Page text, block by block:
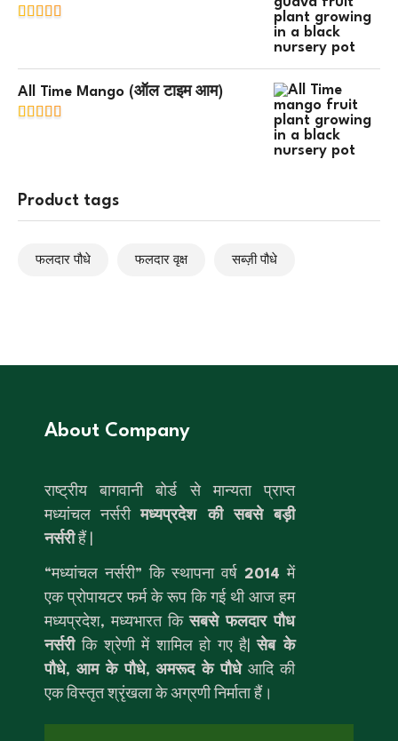
All Time Mango (ऑल टाइम आम)
Product tags
फलदार पौधे फलदार वृक्ष सब्ज़ी पौधे
About Company
राष्ट्रीय बागवानी बोर्ड से मान्यता प्राप्त
मध्यांचल नर्सरीमध्यप्रदेश की सबसे बड़ी
नर्सरीहैं |
“मध्यांचल नर्सरी” कि स्थापना वर्ष 2014 में
एक प्रोपायटर फर्म के रूप कि गई थी आज हम
मध्यप्रदेश, मध्यभारत किसबसे फलदार पौध
नर्सरीकि श्रेणी में शामिल हो गए है|सेब के
पौधे, आम के पौधे,अमरूद के पौधेआदि की
एक विस्तृत श्रृंखला के अग्रणी निर्माता हैं।